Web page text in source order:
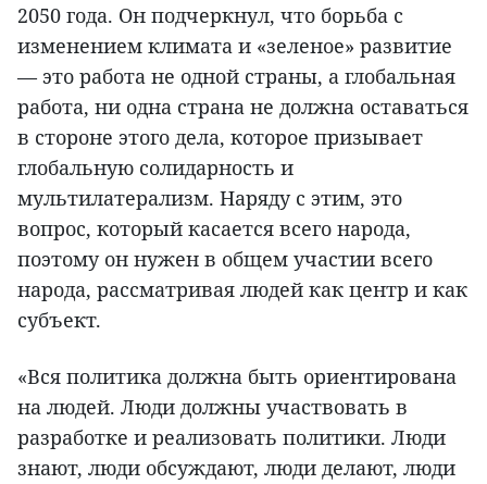
2050 года. Он подчеркнул, что борьба с
изменением климата и «зеленое» развитие
— это работа не одной страны, а глобальная
работа, ни одна страна не должна оставаться
в стороне этого дела, которое призывает
глобальную солидарность и
мультилатерализм. Наряду с этим, это
вопрос, который касается всего народа,
поэтому он нужен в общем участии всего
народа, рассматривая людей как центр и как
субъект.
«Вся политика должна быть ориентирована
на людей. Люди должны участвовать в
разработке и реализовать политики. Люди
знают, люди обсуждают, люди делают, люди